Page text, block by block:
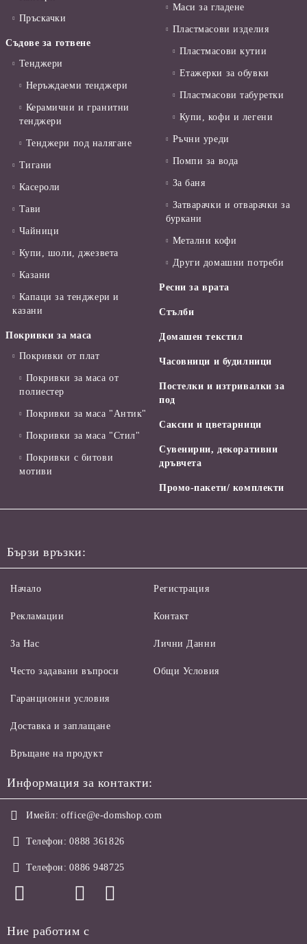
Пръскачки
Съдове за готвене
Тенджери
Неръждаеми тенджери
Керамични и гранитни
тенджери
Тенджери под налягане
Тигани
Касероли
Тави
Чайници
Купи, шоли, джезвета
Казани
Капаци за тенджери и
казани
Покривки за маса
Покривки от плат
Покривки за маса от
полиестер
Покривки за маса "Антик"
Покривки за маса "Стил"
Покривки с битови
мотиви
Маси за гладене
Пластмасови изделия
Пластмасови кутии
Етажерки за обувки
Пластмасови табуретки
Купи, кофи и легени
Ръчни уреди
Помпи за вода
За баня
Затварачки и отварачки за
буркани
Метални кофи
Други домашни потреби
Ресни за врата
Стълби
Домашен текстил
Часовници и будилници
Постелки и изтривалки за
под
Саксии и цветарници
Сувенирни, декоративни
дръвчета
Промо-пакети/ комплекти
Бързи връзки:
Начало
Рекламации
За Нас
Често задавани въпроси
Регистрация
Контакт
Лични Данни
Общи Условия
Гаранционни условия
Доставка и заплащане
Връщане на продукт
Информация за контакти:
Имейл: office@e-domshop.com
Телефон: 0888 361826
Телефон: 0886 948725
Ние работим с